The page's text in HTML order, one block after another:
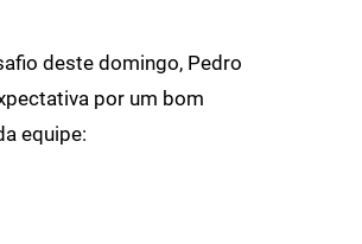
deste domingo, Pedro
por um bom
equipe: